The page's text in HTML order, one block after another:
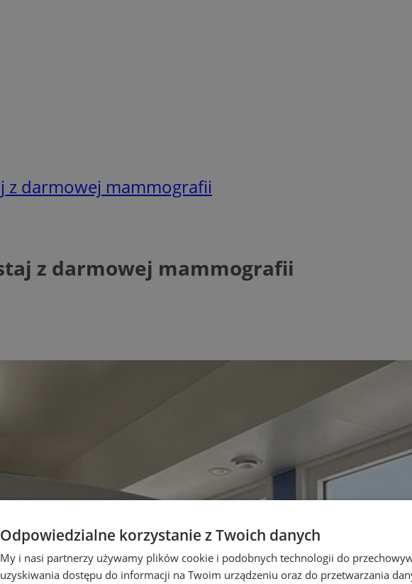
z darmowej mammografii
z darmowej mammografii
Odpowiedzialne korzystanie z Twoich danych
My i nasi partnerzy używamy plików cookie i podobnych technologii do
uzyskiwania dostępu do informacji na Twoim urządzeniu oraz do przetwarzania